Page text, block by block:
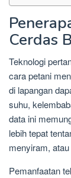
Cerdas
Teknologi
cara petani
di lapangan
suhu,
data ini
lebih tepat
menyiram,
Pemanfaatan